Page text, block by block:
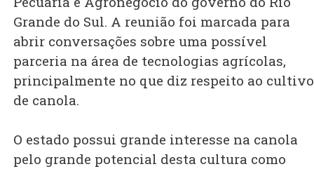
Grande do Sul. A reunião foi marcada para
abrir conversações sobre uma possível
parceria na área de tecnologias agrícolas,
principalmente no que diz respeito ao cultivo
de canola.
O estado possui grande interesse na canola
pelo grande potencial desta cultura como